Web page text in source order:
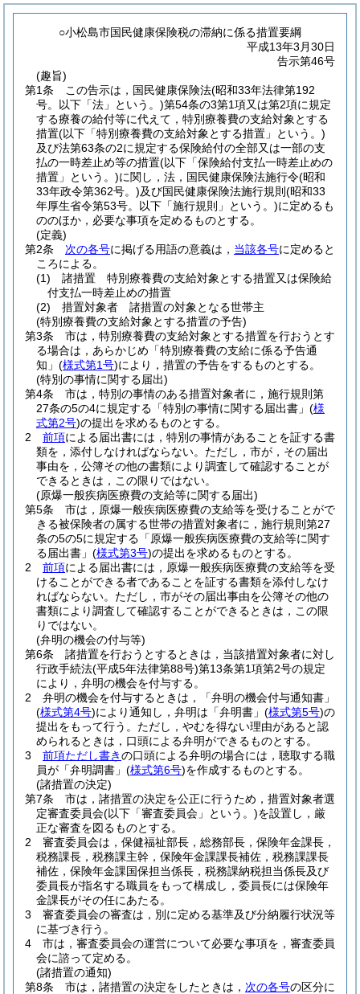
○小松島市国民健康保険税の滞納に係る措置要綱
平成13年3月30日
告示第46号
(趣旨)
第1条
この告示は，国民健康保険法(昭和33年法律第192
号。以下「法」という。)第54条の3第1項又は第2項に規定
する療養の給付等に代えて，特別療養費の支給対象とする
措置(以下「特別療養費の支給対象とする措置」という。)
及び法第63条の2に規定する保険給付の全部又は一部の支
払の一時差止め等の措置(以下「保険給付支払一時差止めの
措置」という。)に関し，法，国民健康保険法施行令(昭和
33年政令第362号。)及び国民健康保険法施行規則 (昭和33
年厚生省令第53号。以下「施行規則」という。)に定めるも
ののほか，必要な事項を定めるものとする。
(定義)
第2条
次の各号に掲げる用語の意義は， 当該各号に定めると
ころによる。
(1)
諸措置 特別療養費の支給対象とする措置又は保険給
付支払一時差止めの措置
(2)
措置対象者 諸措置の対象となる世帯主
(特別療養費の支給対象とする措置の予告)
第3条
市は，特別療養費の支給対象とする措置を行おうとす
る場合は，あらかじめ「特別療養費の支給に係る予告通
知」 (様式第1号)により，措置の予告をするものとする。
(特別の事情に関する届出)
第4条
市は，特別の事情のある措置対象者に，施行規則第
27条の5の4に規定する「特別の事情に関する届出書」 (様
式第2号)の提出を求めるものとする。
2
前項による届出書には，特別の事情があることを証する書
類を，添付しなければならない。 ただし，市が，その届出
事由を，公簿その他の書類により調査して確認することが
できるときは，この限りではない。
(原爆一般疾病医療費の支給等に関する届出)
第5条
市は，原爆一般疾病医療費の支給等を受けることがで
きる被保険者の属する世帯の措置対象者に，施行規則第27
条の5の5に規定する「原爆一般疾病医療費の支給等に関す
る届出書」 (様式第3号)の提出を求めるものとする。
2
前項による届出書には，原爆一般疾病医療費の支給等を受
けることができる者であることを証する書類を添付しなけ
ればならない。 ただし，市がその届出事由を公簿その他の
書類により調査して確認することができるときは，この限
りではない。
(弁明の機会の付与等)
第6条
諸措置を行おうとするときは，当該措置対象者に対し
行政手続法(平成5年法律第88号)第13条第1項第2号の規定
により，弁明の機会を付与する。
2
弁明の機会を付与するときは，「弁明の機会付与通知書」
(様式第4号)により通知し，弁明は「弁明書」 (様式第5号)の
提出をもって行う。 ただし，やむを得ない理由があると認
められるときは，口頭による弁明ができるものとする。
3
前項ただし書きの口頭による弁明の場合には，聴取する職
員が「弁明調書」 (様式第6号)を作成するものとする。
(諸措置の決定)
第7条
市は，諸措置の決定を公正に行うため，措置対象者選
定審査委員会(以下「審査委員会」という。)を設置し，厳
正な審査を図るものとする。
2
審査委員会は，保健福祉部長，総務部長，保険年金課長，
税務課長，税務課主幹，保険年金課課長補佐，税務課課長
補佐，保険年金課国保担当係長，税務課納税担当係長及び
委員長が指名する職員をもって構成し，委員長には保険年
金課長がその任にあたる。
3
審査委員会の審査は，別に定める基準及び分納履行状況等
に基づき行う。
4
市は，審査委員会の運営について必要な事項を，審査委員
会に諮って定める。
(諸措置の通知)
第8条
市は，諸措置の決定をしたときは， 次の各号の区分に